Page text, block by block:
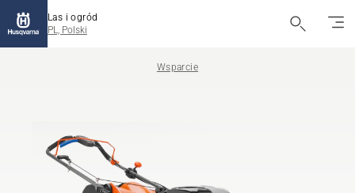
Las i ogród
PL, Polski
Wsparcie